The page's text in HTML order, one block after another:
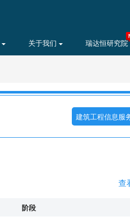
关于我们 瑞达恒研究院
建筑工程信息服
查
阶段